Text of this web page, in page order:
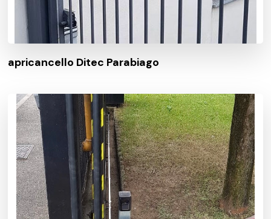
apricancello Ditec Parabiago